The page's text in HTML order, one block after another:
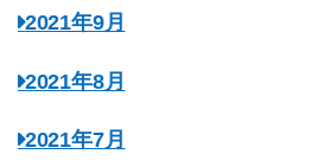
2021年9月
2021年8月
2021年7月